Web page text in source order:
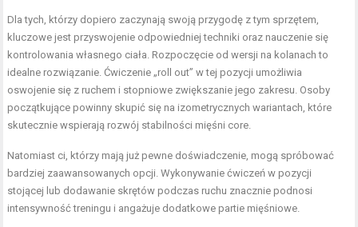
Dla tych, którzy dopiero zaczynają swoją przygodę z tym sprzętem,
kluczowe jest przyswojenie odpowiedniej techniki oraz nauczenie się
kontrolowania własnego ciała. Rozpoczęcie od wersji na kolanach to
idealne rozwiązanie. Ćwiczenie „roll out” w tej pozycji umożliwia
oswojenie się z ruchem i stopniowe zwiększanie jego zakresu. Osoby
początkujące powinny skupić się na izometrycznych wariantach, które
skutecznie wspierają rozwój stabilności mięśni core.
Natomiast ci, którzy mają już pewne doświadczenie, mogą spróbować
bardziej zaawansowanych opcji. Wykonywanie ćwiczeń w pozycji
stojącej lub dodawanie skrętów podczas ruchu znacznie podnosi
intensywność treningu i angażuje dodatkowe partie mięśniowe.